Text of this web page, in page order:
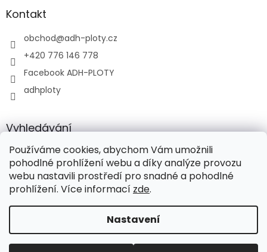
Používáme cookies, abychom Vám umožnili
pohodlné prohlížení webu a díky analýze provozu
webu nastavili prostředí pro snadné a pohodlné
prohlížení. Více informací zde.
Nastavení
Kontakt
obchod@adh-ploty.cz
+420 776 146 778
Facebook ADH-PLOTY
adhploty
Vyhledávání
HLEDAT
Copyright 2026ADH-PLOTY s.r.o.. Všechna práva